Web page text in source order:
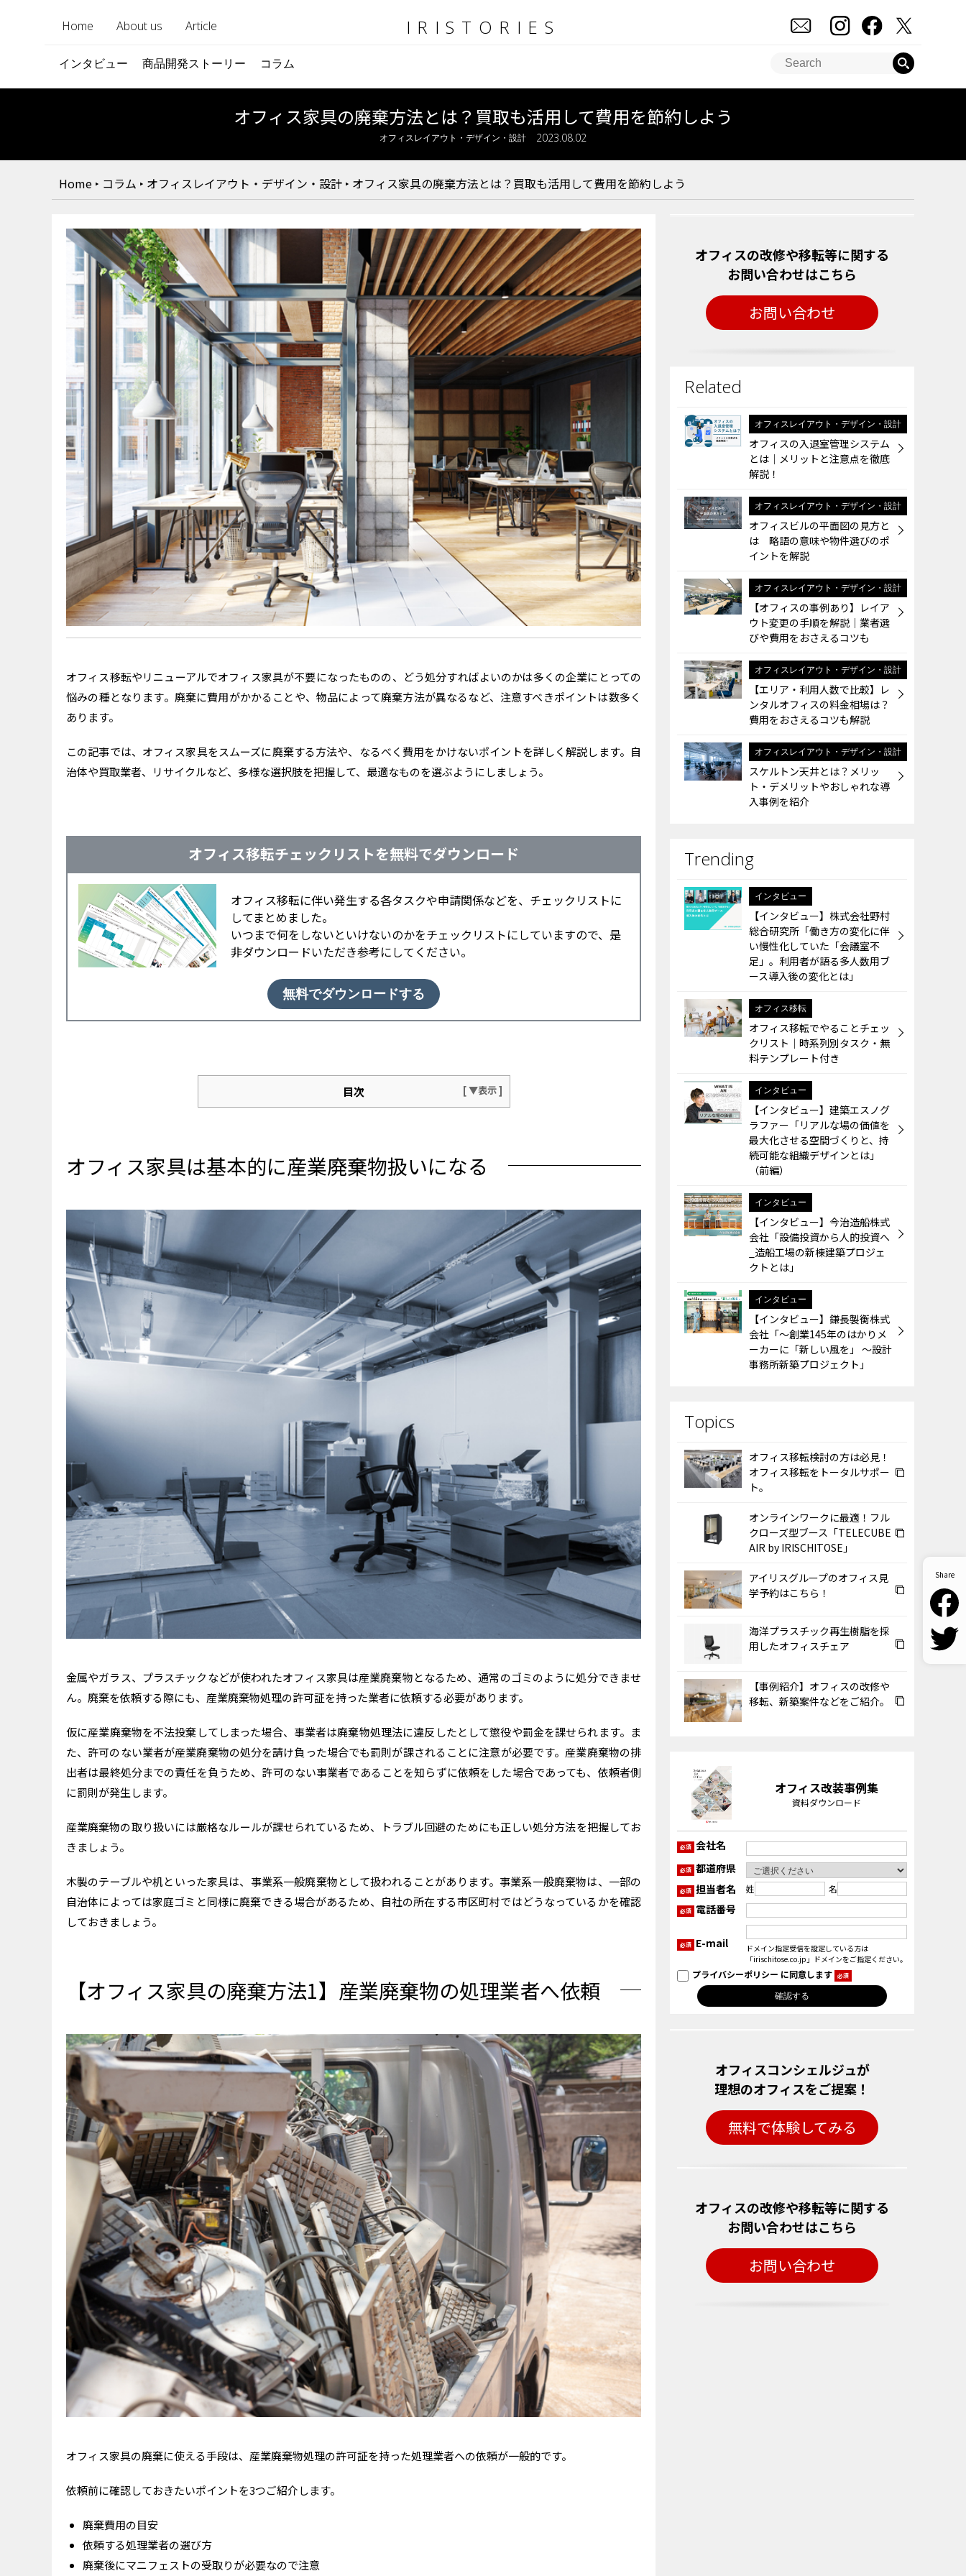
IRISTORIES
Home About us Article
インタビュー 商品開発ストーリー コラム
オフィス家具の廃棄方法とは？買取も活用して費用を節約しよう
オフィスレイアウト・デザイン・設計 2023.08.02
Home ‣ コラム ‣ オフィスレイアウト・デザイン・設計 ‣ オフィス家具の廃棄方法とは？買取も活用して費用を節約しよう
オフィス移転やリニューアルでオフィス家具が不要になったものの、どう処分すればよいのかは多くの企業にとっての
悩みの種となります。廃棄に費用がかかることや、物品によって廃棄方法が異なるなど、注意すべきポイントは数多く
あります。
この記事では、オフィス家具をスムーズに廃棄する方法や、なるべく費用をかけないポイントを詳しく解説します。自
治体や買取業者、リサイクルなど、多様な選択肢を把握して、最適なものを選ぶようにしましょう。
オフィス移転チェックリストを無料でダウンロード
オフィス移転に伴い発生する各タスクや申請関係などを、チェックリストに
してまとめました。
いつまで何をしないといけないのかをチェックリストにしていますので、是
非ダウンロードいただき参考にしてください。
無料でダウンロードする
目次
■廃棄費用の目安
運搬車両の費用
養生費用
オフィス家具そのものの処分費用
■依頼する処理業者の選び方
■廃棄後にマニフェストの受取りが必要なので注意
【オフィス家具の廃棄方法2】自治体へ依頼
■オフィスがある最寄りの自治体に問い合わせ
■自治体の指定する方法で廃棄
【オフィス家具の廃棄方法3】リサイクルで買取
■オフィス家具はリサイクル業者での買取が可能
■買取業者の選び方
■無料で廃棄可能
■不用品の回収業者の選び方
今後のオフィス家具の廃棄量を減らすポイント
■レンタルやリースを活用する
■ペーパーレス化の促進によりオフィス家具自体を減らす
オフィス家具を廃棄する際の疑問
■オフィス家具廃棄の会計処理は？
■廃棄するオフィス家具の寄付は可能か？
まとめ：複数の手段でオフィス家具の廃棄を検討しよう
オフィス家具は基本的に産業廃棄物扱いになる
金属やガラス、プラスチックなどが使われたオフィス家具は産業廃棄物となるため、通常のゴミのように処分できませ
ん。廃棄を依頼する際にも、産業廃棄物処理の許可証を持った業者に依頼する必要があります。
仮に産業廃棄物を不法投棄してしまった場合、事業者は廃棄物処理法に違反したとして懲役や罰金を課せられます。ま
た、許可のない業者が産業廃棄物の処分を請け負った場合でも罰則が課されることに注意が必要です。産業廃棄物の排
出者は最終処分までの責任を負うため、許可のない事業者であることを知らずに依頼をした場合であっても、依頼者側
に罰則が発生します。
産業廃棄物の取り扱いには厳格なルールが課せられているため、トラブル回避のためにも正しい処分方法を把握してお
きましょう。
木製のテーブルや机といった家具は、事業系一般廃棄物として扱われることがあります。事業系一般廃棄物は、一部の
自治体によっては家庭ゴミと同様に廃棄できる場合があるため、自社の所在する市区町村ではどうなっているかを確認
しておきましょう。
【オフィス家具の廃棄方法1】産業廃棄物の処理業者へ依頼
オフィス家具の廃棄に使える手段は、産業廃棄物処理の許可証を持った処理業者への依頼が一般的です。
依頼前に確認しておきたいポイントを3つご紹介します。
廃棄費用の目安
依頼する処理業者の選び方
廃棄後にマニフェストの受取りが必要なので注意
オフィスの改修や移転等に関する
お問い合わせはこちら
お問い合わせ
オフィスレイアウト・デザイン・設計
オフィスの入退室管理システム
とは│メリットと注意点を徹底
解説！
オフィスレイアウト・デザイン・設計
オフィスビルの平面図の見方と
は 略語の意味や物件選びのポ
イントを解説
オフィスレイアウト・デザイン・設計
【オフィスの事例あり】レイア
ウト変更の手順を解説｜業者選
びや費用をおさえるコツも
オフィスレイアウト・デザイン・設計
【エリア・利用人数で比較】レ
ンタルオフィスの料金相場は？
費用をおさえるコツも解説
オフィスレイアウト・デザイン・設計
スケルトン天井とは？メリッ
ト・デメリットやおしゃれな導
入事例を紹介
インタビュー
【インタビュー】株式会社野村
総合研究所「働き方の変化に伴
い慢性化していた「会議室不
足」。利用者が語る多人数用ブ
ース導入後の変化とは」
オフィス移転
オフィス移転でやることチェッ
クリスト｜時系列別タスク・無
料テンプレート付き
インタビュー
【インタビュー】建築エスノグ
ラファー「リアルな場の価値を
最大化させる空間づくりと、持
続可能な組織デザインとは」
（前編）
インタビュー
【インタビュー】今治造船株式
会社「設備投資から人的投資へ
_造船工場の新棟建築プロジェ
クトとは」
インタビュー
【インタビュー】鎌長製衡株式
会社「～創業145年のはかりメ
ーカーに「新しい風を」 ～設計
事務所新築プロジェクト」
オフィス移転検討の方は必見！
オフィス移転をトータルサポー
ト。
オンラインワークに最適！フル
クローズ型ブース「TELECUBE
AIR by IRISCHITOSE」
アイリスグループのオフィス見
学予約はこちら！
海洋プラスチック再生樹脂を採
用したオフィスチェア
【事例紹介】オフィスの改修や
移転、新築案件などをご紹介。
オフィス改装事例集
資料ダウンロード
必須 会社名
必須 都道府県
必須 担当者名 姓 名
必須 電話番号
必須 E-mail
ドメイン指定受信を設定している方は
「irischitose.co.jp」ドメインをご指定ください。
プライバシーポリシー に同意します 必須
オフィスコンシェルジュが
理想のオフィスをご提案！
無料で体験してみる
オフィスの改修や移転等に関する
お問い合わせはこちら
お問い合わせ